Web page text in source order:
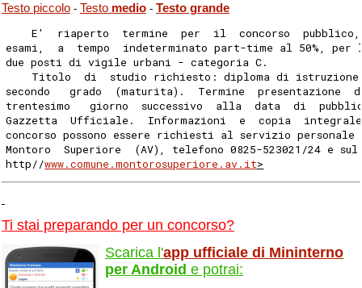
Testo piccolo - Testo medio - Testo grande
E'  riaperto  termine  per  il  concorso
esami,  a  tempo  indeterminato part-time al 50%, per
due posti di vigile urbani - categoria C.
Titolo  di  studio richiesto: diploma di
secondo   grado  (maturita).  Termine  presentazione
trentesimo   giorno  successivo  alla  data  di
Gazzetta  Ufficiale.  Informazioni  e  copia
concorso possono essere richiesti al servizio personale
Montoro  Superiore  (AV), telefono 0825-523021/24 e
http//www.comune.montorosuperiore.av.it>
Ti stai preparando per un concorso?
Scarica l'app ufficiale di Mininterno
per Android e potrai: